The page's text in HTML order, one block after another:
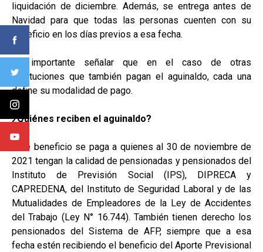
liquidación de diciembre. Además, se entrega antes de
Navidad para que todas las personas cuenten con su
beneficio en los días previos a esa fecha.
Es importante señalar que en el caso de otras
instituciones que también pagan el aguinaldo, cada una
define su modalidad de pago.
¿Quiénes reciben el aguinaldo?
Este beneficio se paga a quienes al 30 de noviembre de
2021 tengan la calidad de pensionadas y pensionados del
Instituto de Previsión Social (IPS), DIPRECA y
CAPREDENA, del Instituto de Seguridad Laboral y de las
Mutualidades de Empleadores de la Ley de Accidentes
del Trabajo (Ley N° 16.744). También tienen derecho los
pensionados del Sistema de AFP, siempre que a esa
fecha estén recibiendo el beneficio del Aporte Previsional